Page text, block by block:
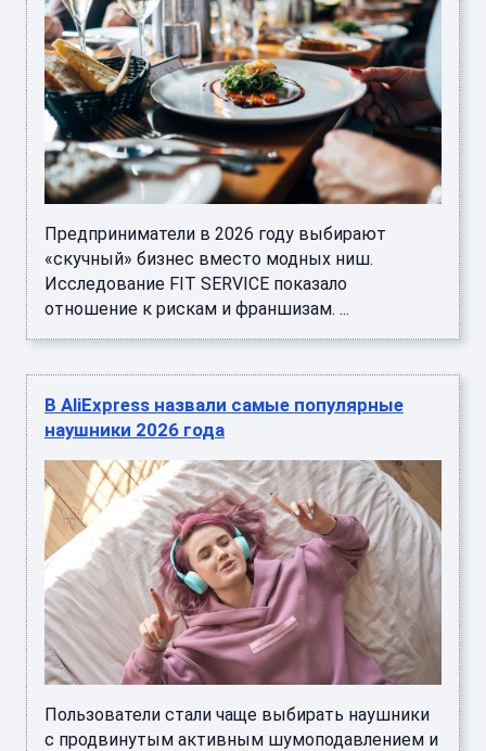
Предприниматели в 2026 году выбирают
«скучный» бизнес вместо модных ниш.
Исследование FIT SERVICE показало
отношение к рискам и франшизам. ...
В AliExpress назвали самые популярные
наушники 2026 года
Пользователи стали чаще выбирать наушники
с продвинутым активным шумоподавлением и